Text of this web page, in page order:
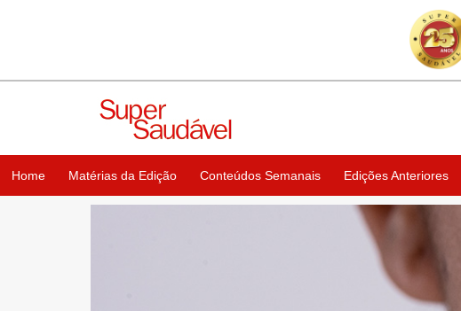
Home Matérias da Edição Conteúdos Semanais Edições Anteriores